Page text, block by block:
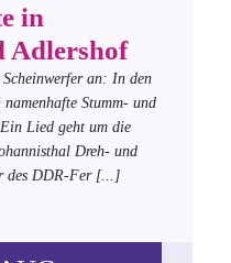
in
Adlershof
an: In den
Stumm- und
Lied geht um die
Dreh- und
des DDR-Fer[...]